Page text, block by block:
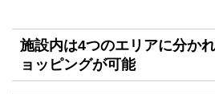
施設内は4つのエリアに分か
ョッピングが可能